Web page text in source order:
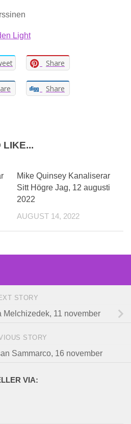
Light
Share
Share
LIKE...
Mike Quinsey Kanaliserar
Sitt Högre Jag, 12 augusti
2022
AUGUST 14, 2022
STORY
Melchizedek, 11 november
STORY
Sammarco, 16 november
VIA: